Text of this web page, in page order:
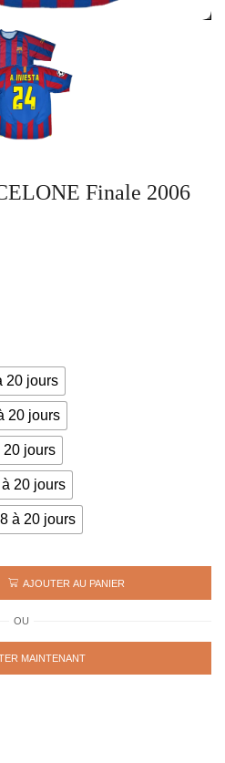
Finale 2006
20 jours
20 jours
20 jours
20 jours
à 20 jours
AJOUTER AU PANIER
OU
MAINTENANT